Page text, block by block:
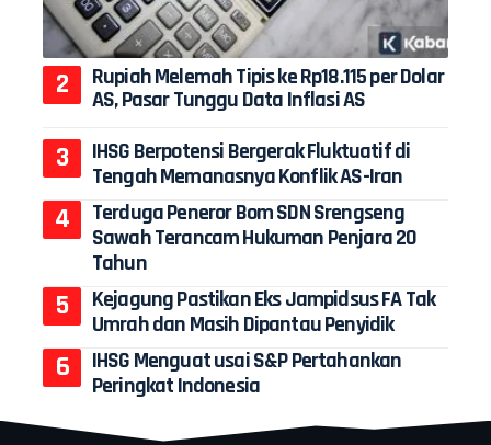
Rupiah Melemah Tipis ke Rp18.115 per Dolar
AS, Pasar Tunggu Data Inflasi AS
IHSG Berpotensi Bergerak Fluktuatif di
Tengah Memanasnya Konflik AS-Iran
Terduga Peneror Bom SDN Srengseng
Sawah Terancam Hukuman Penjara 20
Tahun
Kejagung Pastikan Eks Jampidsus FA Tak
Umrah dan Masih Dipantau Penyidik
IHSG Menguat usai S&P Pertahankan
Peringkat Indonesia